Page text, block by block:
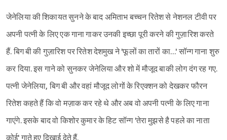
जेनेलिया की शिकायत सुनने के बाद अमिताभ बच्चन रितेश से नेशनल टीवी पर
अपनी पत्नी के लिए एक गाना गाकर उनकी इच्छा पूरी करने की गुज़ारिश करते
हैं. बिग बी की गुज़ारिश पर रितेश देशमुख ने 'फूलों का तारों का…' सॉन्ग गाना शुरु
कर दिया. इस गाने को सुनकर जेनेलिया और शो में मौजूद बाकी लोग दंग रह गए.
पत्नी जेनेलिया, बिग बी और वहां मौजूद लोगों के रिएक्शन को देखकर फौरन
रितेश कहते हैं कि वो मज़ाक कर रहे थे और अब वो अपनी पत्नी के लिए गाना
गाएंगे. इसके बाद वो किशोर कुमार के हिट सॉन्ग 'तेरा मुझसे है पहले का नाता
कोई' गाते हुए दिखाई देते हैं.